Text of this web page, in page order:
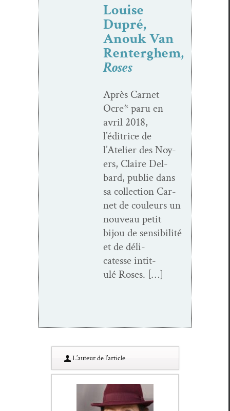
Louise
Dupré,
Anouk Van
Renterghem,
Roses
Après Car­net
Ocre* paru en
avril 2018,
l’éditrice de
l’Atelier des Noy­
ers, Claire Del­
bard, pub­lie dans
sa col­lec­tion Car­
net de couleurs un
nou­veau petit
bijou de sen­si­bil­ité
et de déli­
catesse inti­t­
ulé Roses. […]
L’au­teur de l’article